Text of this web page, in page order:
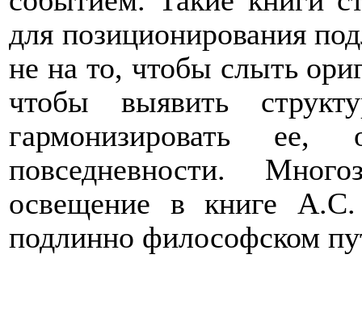
для позиционирования
не на то, чтобы слыть
чтобы выявить
гармонизировать
повседневности.
освещение в книге
подлинно философском